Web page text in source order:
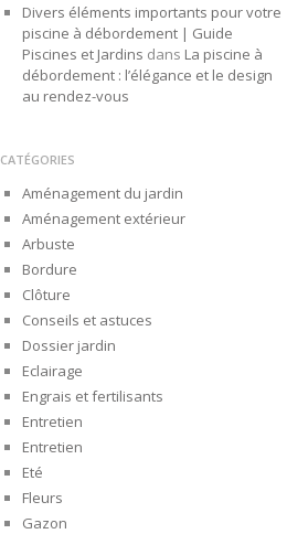
Divers éléments importants pour votre
piscine à débordement | Guide
Piscines et Jardins dans La piscine à
débordement : l’élégance et le design
au rendez-vous
CATÉGORIES
Aménagement du jardin
Aménagement extérieur
Arbuste
Bordure
Clôture
Conseils et astuces
Dossier jardin
Eclairage
Engrais et fertilisants
Entretien
Entretien
Eté
Fleurs
Gazon